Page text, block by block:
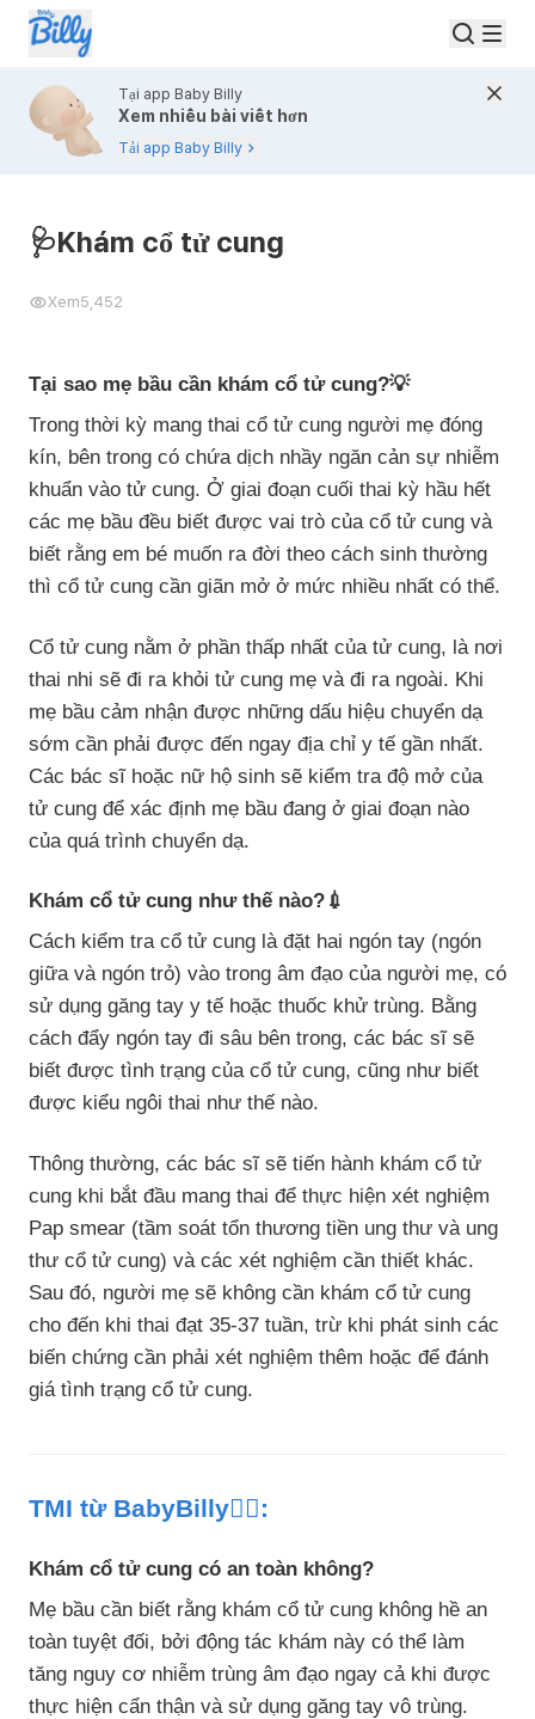
Tại app Baby Billy
Xem nhiều bài viết hơn
Tải app Baby Billy
🩺Khám cổ tử cung
Xem5,452
Tại sao mẹ bầu cần khám cổ tử cung?💡
Trong thời kỳ mang thai cổ tử cung người mẹ đóng
kín, bên trong có chứa dịch nhầy ngăn cản sự nhiễm
khuẩn vào tử cung. Ở giai đoạn cuối thai kỳ hầu hết
các mẹ bầu đều biết được vai trò của cổ tử cung và
biết rằng em bé muốn ra đời theo cách sinh thường
thì cổ tử cung cần giãn mở ở mức nhiều nhất có thể.
Cổ tử cung nằm ở phần thấp nhất của tử cung, là nơi
thai nhi sẽ đi ra khỏi tử cung mẹ và đi ra ngoài. Khi
mẹ bầu cảm nhận được những dấu hiệu chuyển dạ
sớm cần phải được đến ngay địa chỉ y tế gần nhất.
Các bác sĩ hoặc nữ hộ sinh sẽ kiểm tra độ mở của
tử cung để xác định mẹ bầu đang ở giai đoạn nào
của quá trình chuyển dạ.
Khám cổ tử cung như thế nào?💉
Cách kiểm tra cổ tử cung là đặt hai ngón tay (ngón
giữa và ngón trỏ) vào trong âm đạo của người mẹ, có
sử dụng găng tay y tế hoặc thuốc khử trùng. Bằng
cách đẩy ngón tay đi sâu bên trong, các bác sĩ sẽ
biết được tình trạng của cổ tử cung, cũng như biết
được kiểu ngôi thai như thế nào.
Thông thường, các bác sĩ sẽ tiến hành khám cổ tử
cung khi bắt đầu mang thai để thực hiện xét nghiệm
Pap smear (tầm soát tổn thương tiền ung thư và ung
thư cổ tử cung) và các xét nghiệm cần thiết khác.
Sau đó, người mẹ sẽ không cần khám cổ tử cung
cho đến khi thai đạt 35-37 tuần, trừ khi phát sinh các
biến chứng cần phải xét nghiệm thêm hoặc để đánh
giá tình trạng cổ tử cung.
TMI từ BabyBilly👩‍⚕️:
Khám cổ tử cung có an toàn không?
Mẹ bầu cần biết rằng khám cổ tử cung không hề an
toàn tuyệt đối, bởi động tác khám này có thể làm
tăng nguy cơ nhiễm trùng âm đạo ngay cả khi được
thực hiện cẩn thận và sử dụng găng tay vô trùng.